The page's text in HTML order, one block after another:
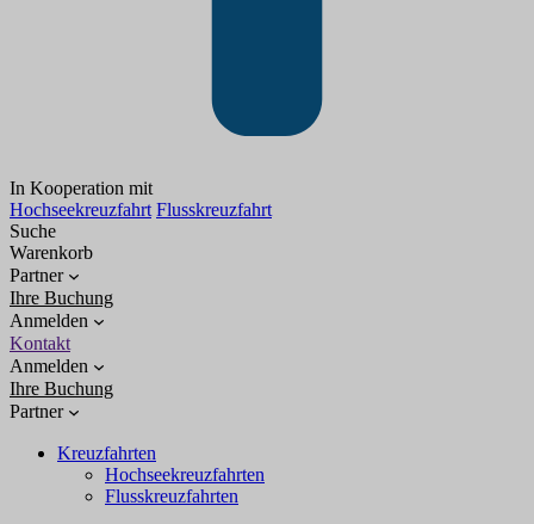
In Kooperation mit
Hochseekreuzfahrt Flusskreuzfahrt
Suche
Warenkorb
Partner
Ihre Buchung
Anmelden
Kontakt
Anmelden
Ihre Buchung
Partner
Kreuzfahrten
Hochseekreuzfahrten
Flusskreuzfahrten